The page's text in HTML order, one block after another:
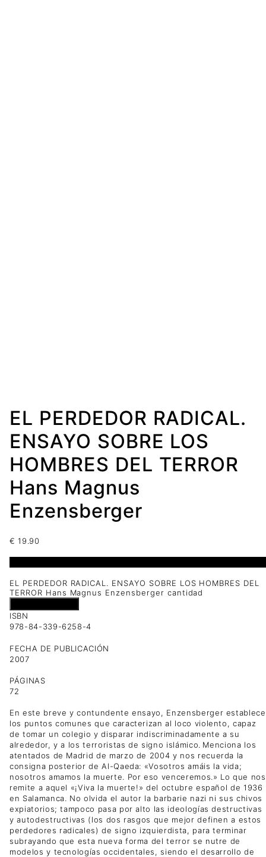
EL PERDEDOR RADICAL.
ENSAYO SOBRE LOS
HOMBRES DEL TERROR
Hans Magnus
Enzensberger
€ 19.90
EL PERDEDOR RADICAL. ENSAYO SOBRE LOS HOMBRES DEL
TERROR Hans Magnus Enzensberger cantidad
ISBN
978-84-339-6258-4
FECHA DE PUBLICACIÓN
2007
PÁGINAS
72
En este breve y contundente ensayo, Enzensberger establece
los puntos comunes que caracterizan al loco violento, capaz
de tomar un colegio y disparar indiscriminadamente a su
alrededor, y a los terroristas de signo islámico. Menciona los
atentados de Madrid de marzo de 2004 y nos recuerda la
consigna posterior de Al-Qaeda: «Vosotros amáis la vida;
nosotros amamos la muerte. Por eso venceremos.» Lo que nos
remite a aquel «¡Viva la muerte!» del octubre español de 1936
en Salamanca. No olvida el autor la barbarie nazi ni sus chivos
expiatorios; tampoco pasa por alto las ideologías destructivas
y autodestructivas (los dos rasgos que mejor definen a estos
perdedores radicales) de signo izquierdista, para terminar
subrayando que esta nueva forma del terror se nutre de
modelos y tecnologías occidentales, siendo el desarrollo de